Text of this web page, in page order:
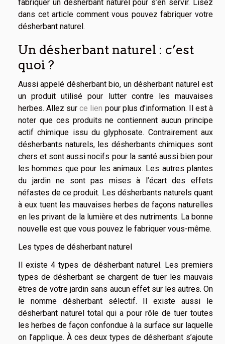
fabriquer un désherbant naturel pour s’en servir. Lisez
dans cet article comment vous pouvez fabriquer votre
désherbant naturel.
Un désherbant naturel : c’est
quoi ?
Aussi appelé désherbant bio, un désherbant naturel est
un produit utilisé pour lutter contre les mauvaises
herbes. Allez surce lien pour plus d’information. Il est à
noter que ces produits ne contiennent aucun principe
actif chimique issu du glyphosate. Contrairement aux
désherbants naturels, les désherbants chimiques sont
chers et sont aussi nocifs pour la santé aussi bien pour
les hommes que pour les animaux. Les autres plantes
du jardin ne sont pas mises à l’écart des effets
néfastes de ce produit. Les désherbants naturels quant
à eux tuent les mauvaises herbes de façons naturelles
en les privant de la lumière et des nutriments. La bonne
nouvelle est que vous pouvez le fabriquer vous-même.
Les types de désherbant naturel
Il existe 4 types de désherbant naturel. Les premiers
types de désherbant se chargent de tuer les mauvais
êtres de votre jardin sans aucun effet sur les autres. On
le nomme désherbant sélectif. Il existe aussi le
désherbant naturel total qui a pour rôle de tuer toutes
les herbes de façon confondue à la surface sur laquelle
on l’applique. À ces deux types de désherbant s’ajoute